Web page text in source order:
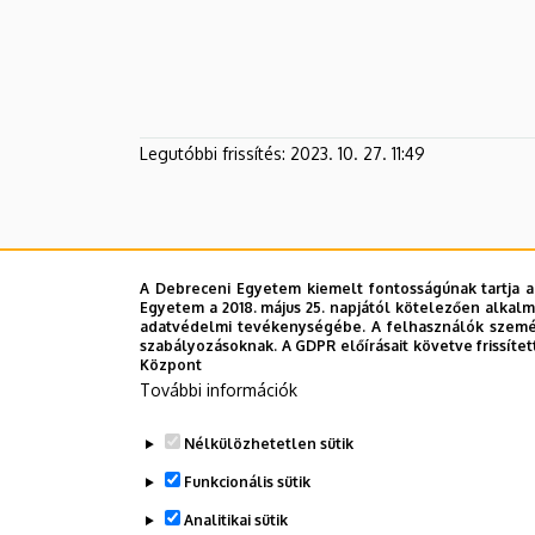
Legutóbbi frissítés: 2023. 10. 27. 11:49
A Debreceni Egyetem kiemelt fontosságúnak
Egyetem a 2018. május 25. napjától kötelezően
adatvédelmi tevékenységébe. A felhasználók
szabályozásoknak. A GDPR előírásait követve
Központ
További információk
Nélkülözhetetlen sütik
Funkcionális sütik
Analitikai sütik